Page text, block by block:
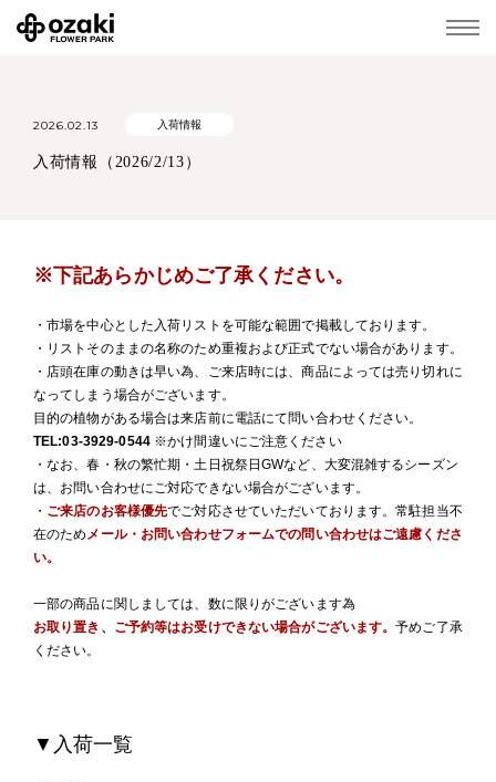
2026.02.13 入荷情報
入荷情報（2026/2/13）
※下記あらかじめご了承ください。
・市場を中心とした入荷リストを可能な範囲で掲載しております。
・リストそのままの名称のため重複および正式でない場合があります。
・店頭在庫の動きは早い為、ご来店時には、商品によっては売り切れに
なってしまう場合がございます。
目的の植物がある場合は来店前に電話にて問い合わせください。
TEL:03-3929-0544※かけ間違いにご注意ください
・なお、春・秋の繁忙期・土日祝祭日GWなど、大変混雑するシーズン
は、お問い合わせにご対応できない場合がございます。
・ ご来店のお客様優先でご対応させていただいております。常駐担当不
在のため メール・お問い合わせフォームでの問い合わせはご遠慮くださ
い。
一部の商品に関しましては、数に限りがございます為
お取り置き、ご予約等はお受けできない場合がございます。予めご了承
ください。
▼入荷一覧